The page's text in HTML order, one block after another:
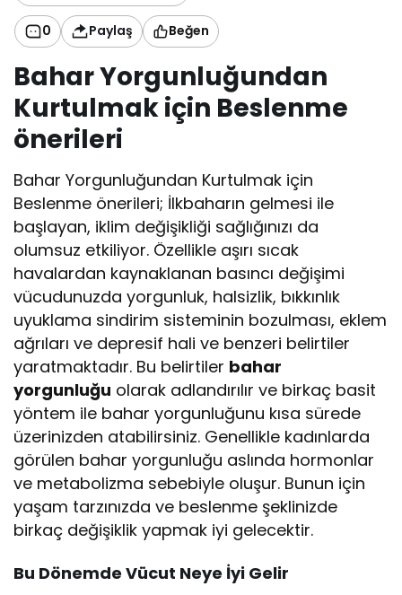
0 Paylaş Beğen
Bahar Yorgunluğundan
Kurtulmak için Beslenme
önerileri
Bahar Yorgunluğundan Kurtulmak için
Beslenme önerileri; İlkbaharın gelmesi ile
başlayan, iklim değişikliği sağlığınızı da
olumsuz etkiliyor. Özellikle aşırı sıcak
havalardan kaynaklanan basıncı değişimi
vücudunuzda yorgunluk, halsizlik, bıkkınlık
uyuklama sindirim sisteminin bozulması, eklem
ağrıları ve depresif hali ve benzeri belirtiler
yaratmaktadır. Bu belirtiler bahar
yorgunluğu olarak adlandırılır ve birkaç basit
yöntem ile bahar yorgunluğunu kısa sürede
üzerinizden atabilirsiniz. Genellikle kadınlarda
görülen bahar yorgunluğu aslında hormonlar
ve metabolizma sebebiyle oluşur. Bunun için
yaşam tarzınızda ve beslenme şeklinizde
birkaç değişiklik yapmak iyi gelecektir.
Bu Dönemde Vücut Neye İyi Gelir